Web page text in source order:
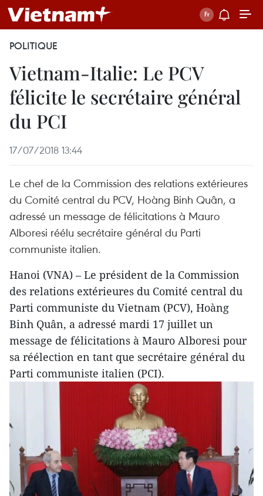
POLITIQUE
Vietnam-Italie: Le PCV
félicite le secrétaire général
du PCI
17/07/2018 13:44
Le chef de la Commission des relations extérieures
du Comité central du PCV, Hoàng Binh Quân, a
adressé un message de félicitations à Mauro
Alboresi réélu secrétaire général du Parti
communiste italien.
Hanoi (VNA) – Le président de la Commission
des relations extérieures du Comité central du
Parti communiste du Vietnam (PCV), Hoàng
Binh Quân, a adressé mardi 17 juillet un
message de félicitations à Mauro Alboresi pour
sa réélection en tant que secrétaire général du
Parti communiste italien (PCI).